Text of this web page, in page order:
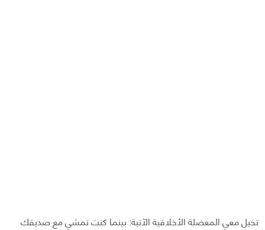
تخيل معي المعضلة الأخلاقية الآتية: بينما كنت تمشي مع صديقك